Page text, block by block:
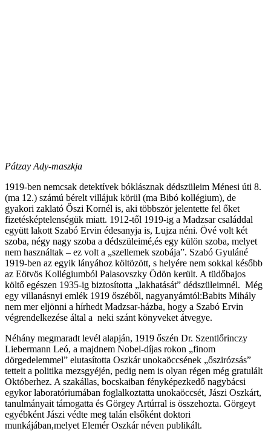
Pátzay Ady-maszkja
1919-ben nemcsak detektívek bóklásznak dédszüleim Ménesi úti 8.
(ma 12.) számú bérelt villájuk körül (ma Bibó kollégium), de
gyakori zaklató Őszi Kornél is, aki többször jelentette fel őket
fizetésképtelenségük miatt. 1912-től 1919-ig a Madzsar családdal
együtt lakott Szabó Ervin édesanyja is, Lujza néni. Övé volt két
szoba, négy nagy szoba a dédszüleimé,és egy külön szoba, melyet
nem használtak – ez volt a „szellemek szobája”. Szabó Gyuláné
1919-ben az egyik lányához költözött, s helyére nem sokkal később
az Eötvös Kollégiumból Palasovszky Ödön került. A tüdőbajos
költő egészen 1935-ig biztosította „lakhatását” dédszüleimnél. Még
egy villanásnyi emlék 1919 őszéből, nagyanyámtól:Babits Mihály
nem mer eljönni a hírhedt Madzsar-házba, hogy a Szabó Ervin
végrendelkezése által a neki szánt könyveket átvegye.
Néhány megmaradt levél alapján, 1919 őszén Dr. Szentlőrinczy
Liebermann Leó, a majdnem Nobel-díjas rokon „finom
dörgedelemmel” elutasította Oszkár unokaöccsének „őszirózsás”
tetteit a politika mezsgyéjén, pedig nem is olyan régen még gratulált
Októberhez. A szakállas, bocskaiban fényképezkedő nagybácsi
egykor laboratóriumában foglalkoztatta unokaöccsét, Jászi Oszkárt,
tanulmányait támogatta és Görgey Artúrral is összehozta. Görgeyt
egyébként Jászi védte meg talán elsőként doktori
munkájában,melyet Elemér Oszkár néven publikált.